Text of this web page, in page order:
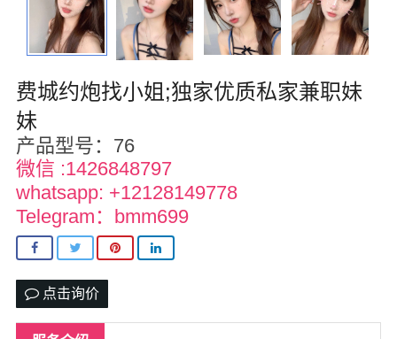
拉斯维加斯
迈阿密
尔湾
佛罗里达州
得克萨斯
乔治亚州
北卡罗来纳州
宾夕法尼亚州
费城约炮找小姐;独家优质私家兼职妹
妹
产品型号：76
微信 :1426848797
whatsapp: +12128149778
Telegram：bmm699
点击询价